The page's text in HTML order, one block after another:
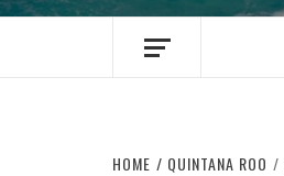
HOME QUINTANA ROO